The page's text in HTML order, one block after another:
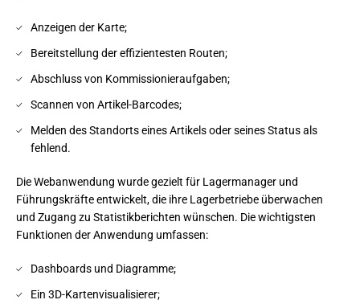
Anzeigen der Karte;
Bereitstellung der effizientesten Routen;
Abschluss von Kommissionieraufgaben;
Scannen von Artikel-Barcodes;
Melden des Standorts eines Artikels oder seines Status als
fehlend.
Die Webanwendung wurde gezielt für Lagermanager und
Führungskräfte entwickelt, die ihre Lagerbetriebe überwachen
und Zugang zu Statistikberichten wünschen. Die wichtigsten
Funktionen der Anwendung umfassen:
Dashboards und Diagramme;
Ein 3D-Kartenvisualisierer;